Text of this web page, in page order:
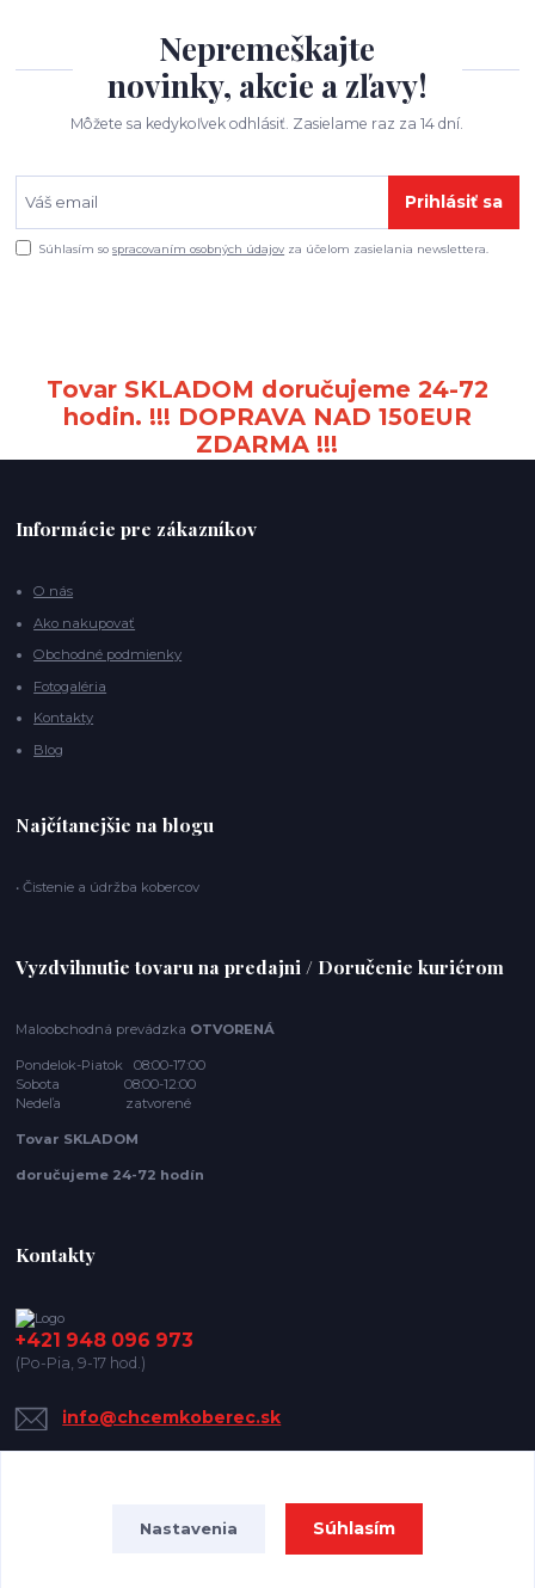
Nepremeškajte
novinky, akcie a zľavy!
Môžete sa kedykoľvek odhlásiť. Zasielame raz za 14 dní.
Prihlásiť sa
Súhlasím sospracovaním osobných údajov za účelom zasielania newslettera.
Tovar SKLADOM doručujeme 24-72
hodin. !!! DOPRAVA NAD 150EUR
ZDARMA !!!
Informácie pre zákazníkov
O nás
Ako nakupovať
Obchodné podmienky
Fotogaléria
Kontakty
Blog
Najčítanejšie na blogu
• Čistenie a údržba kobercov
Vyzdvihnutie tovaru na predajni / Doručenie kuriérom
Maloobchodná prevádzka OTVORENÁ
Pondelok-Piatok 08:00-17:00
Sobota 08:00-12:00
Nedeľa zatvorené
Tovar SKLADOM
doručujeme 24-72 hodín
Kontakty
+421 948 096 973
(Po-Pia, 9-17 hod.)
info@chcemkoberec.sk
Nastavenia Súhlasím